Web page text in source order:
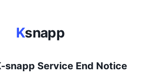
Ksnapp
snapp Service End Notice